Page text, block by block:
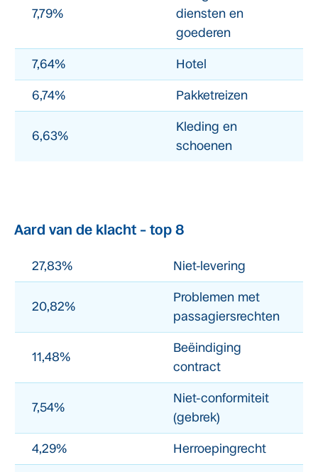
7,79%
diensten en
goederen
7,64% Hotel
6,74% Pakketreizen
6,63%
Kleding en
schoenen
Aard van de klacht – top 8
27,83% Niet-levering
20,82%
Problemen met
passagiersrechten
11,48%
Beëindiging
contract
7,54%
Niet-conformiteit
(gebrek)
4,29% Herroepingrecht